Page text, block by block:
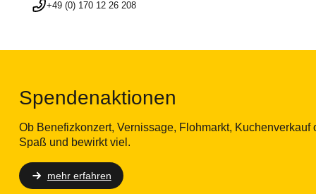
+49 (0) 170 12 26 208
Spendenaktionen
Ob Benefizkonzert, Vernissage, Flohmarkt,
Spaß und bewirkt viel.
mehr erfahren